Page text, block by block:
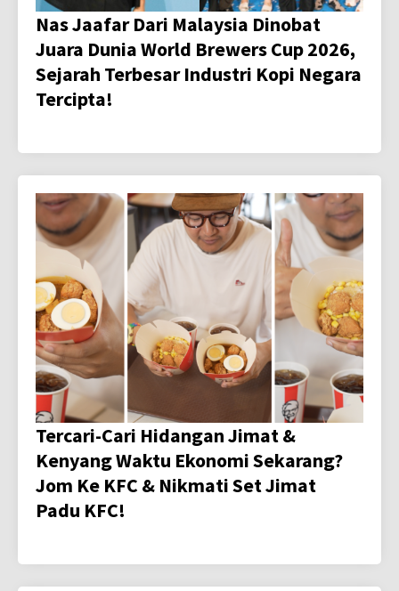
Nas Jaafar Dari Malaysia Dinobat
Juara Dunia World Brewers Cup 2026,
Sejarah Terbesar Industri Kopi Negara
Tercipta!
Tercari-Cari Hidangan Jimat &
Kenyang Waktu Ekonomi Sekarang?
Jom Ke KFC & Nikmati Set Jimat
Padu KFC!